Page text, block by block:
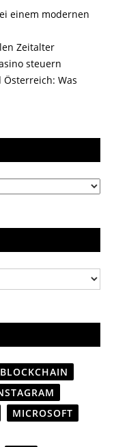
einem modernen
Zeitalter
steuern
Was
BLOCKCHAIN
MICROSOFT